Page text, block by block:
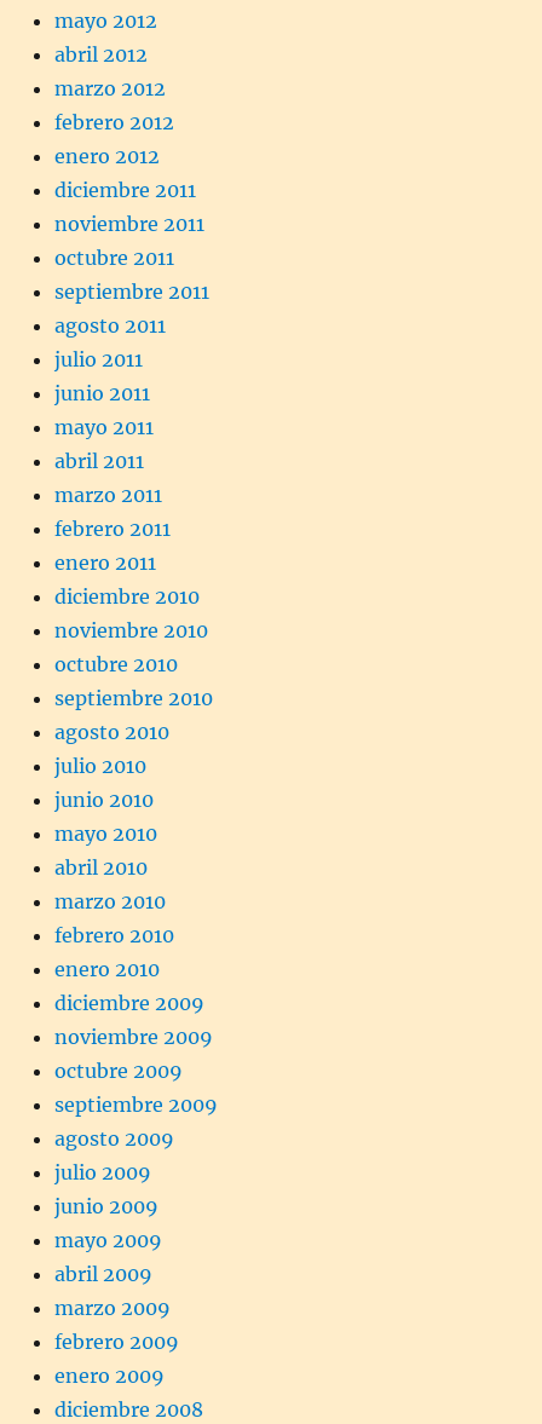
mayo 2012
abril 2012
marzo 2012
febrero 2012
enero 2012
diciembre 2011
noviembre 2011
octubre 2011
septiembre 2011
agosto 2011
julio 2011
junio 2011
mayo 2011
abril 2011
marzo 2011
febrero 2011
enero 2011
diciembre 2010
noviembre 2010
octubre 2010
septiembre 2010
agosto 2010
julio 2010
junio 2010
mayo 2010
abril 2010
marzo 2010
febrero 2010
enero 2010
diciembre 2009
noviembre 2009
octubre 2009
septiembre 2009
agosto 2009
julio 2009
junio 2009
mayo 2009
abril 2009
marzo 2009
febrero 2009
enero 2009
diciembre 2008